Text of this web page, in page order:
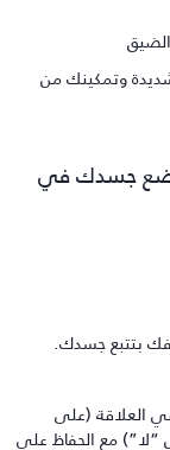
وتمكينك من
جسدك في
بتتبع جسدك.
(على
مع الحفاظ على